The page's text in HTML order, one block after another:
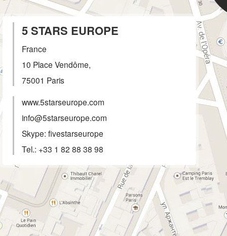
5 STARS EUROPE
France
10 Place Vendôme,
75001 Paris
www.5starseurope.com
info@5starseurope.com
Skype: fivestarseurope
Tel.: +33 1 82 88 38 98